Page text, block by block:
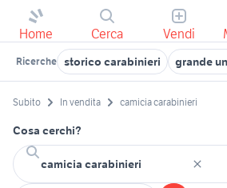
Home Cerca Vendi
Ricerche storico carabinieri grande
Subito In vendita camicia carabinieri
Cosa cerchi?